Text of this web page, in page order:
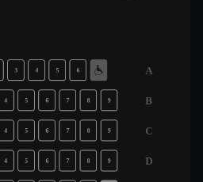
A
B
C
D
3 4 5 6
4 5 6 7 8 9
4 5 6 7 8 9
4 5 6 7 8 9